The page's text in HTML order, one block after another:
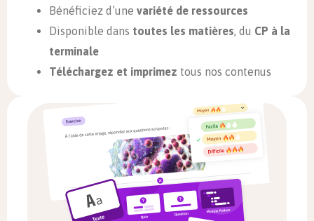
Bénéficiez d’une variété de ressources
Disponible dans toutes les matières, du CP à la
terminale
Téléchargez et imprimez tous nos contenus